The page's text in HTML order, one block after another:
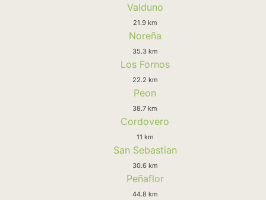
Valduno
21.9 km
Noreña
35.3 km
Los Fornos
22.2 km
Peon
38.7 km
Cordovero
11 km
San Sebastian
30.6 km
Peñaflor
44.8 km